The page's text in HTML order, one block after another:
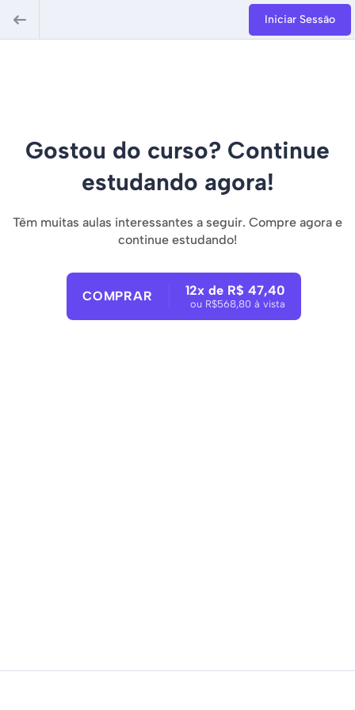
Iniciar Sessão
Gostou do curso? Continue
estudando agora!
Têm muitas aulas interessantes a seguir. Compre agora e
continue estudando!
COMPRAR 12x de R$ 47,40
ou R$568,80 à vista